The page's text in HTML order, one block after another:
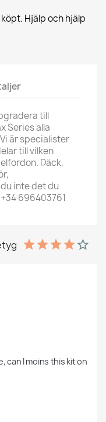
Hjälp och hjälp
till
Series alla
är specialister
till vilken
Däck,
inte det du
696403761
can I moins this kit on